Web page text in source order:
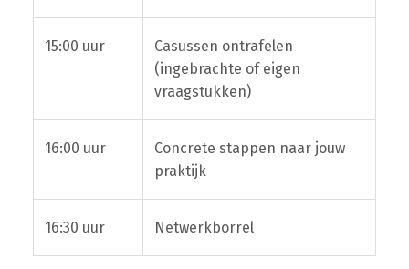
15:00 uur
Casussen ontrafelen
(ingebrachte of eigen
vraagstukken)
16:00 uur
Concrete stappen naar jouw
praktijk
16:30 uur Netwerkborrel